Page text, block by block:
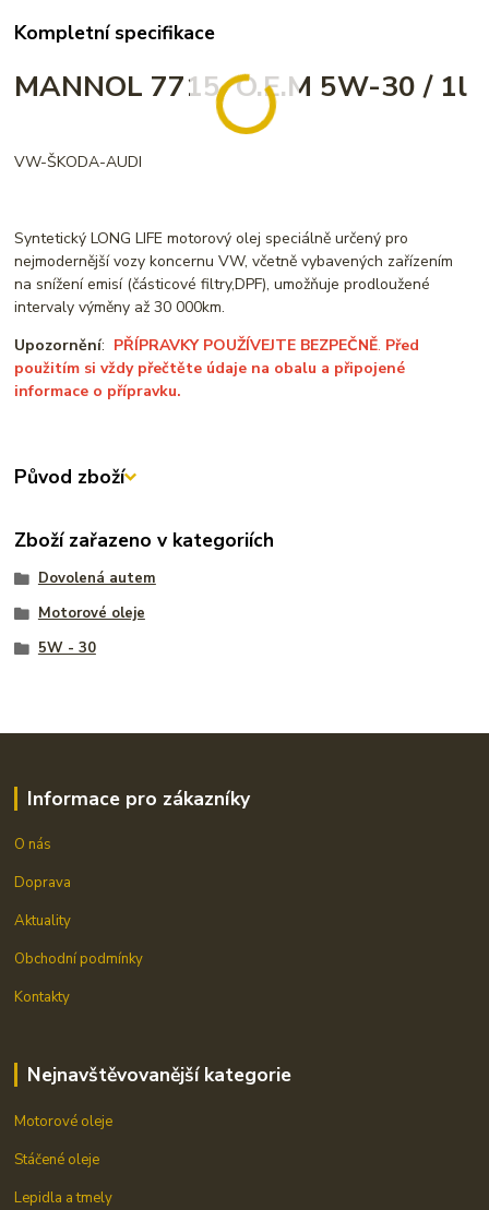
Kompletní specifikace
MANNOL 7715 O.E.M 5W-30 / 1l
VW-ŠKODA-AUDI
Syntetický LONG LIFE motorový olej speciálně určený pro
nejmodernější vozy koncernu VW, včetně vybavených zařízením
na snížení emisí (částicové filtry,DPF), umožňuje prodloužené
intervaly výměny až 30 000km.
Upozornění: PŘÍPRAVKY POUŽÍVEJTE BEZPEČNĚ. Před
použitím si vždy přečtěte údaje na obalu a připojené
informace o přípravku.
Původ zboží
Zboží zařazeno v kategoriích
Dovolená autem
Motorové oleje
5W - 30
Informace pro zákazníky
O nás
Doprava
Aktuality
Obchodní podmínky
Kontakty
Nejnavštěvovanější kategorie
Motorové oleje
Stáčené oleje
Lepidla a tmely